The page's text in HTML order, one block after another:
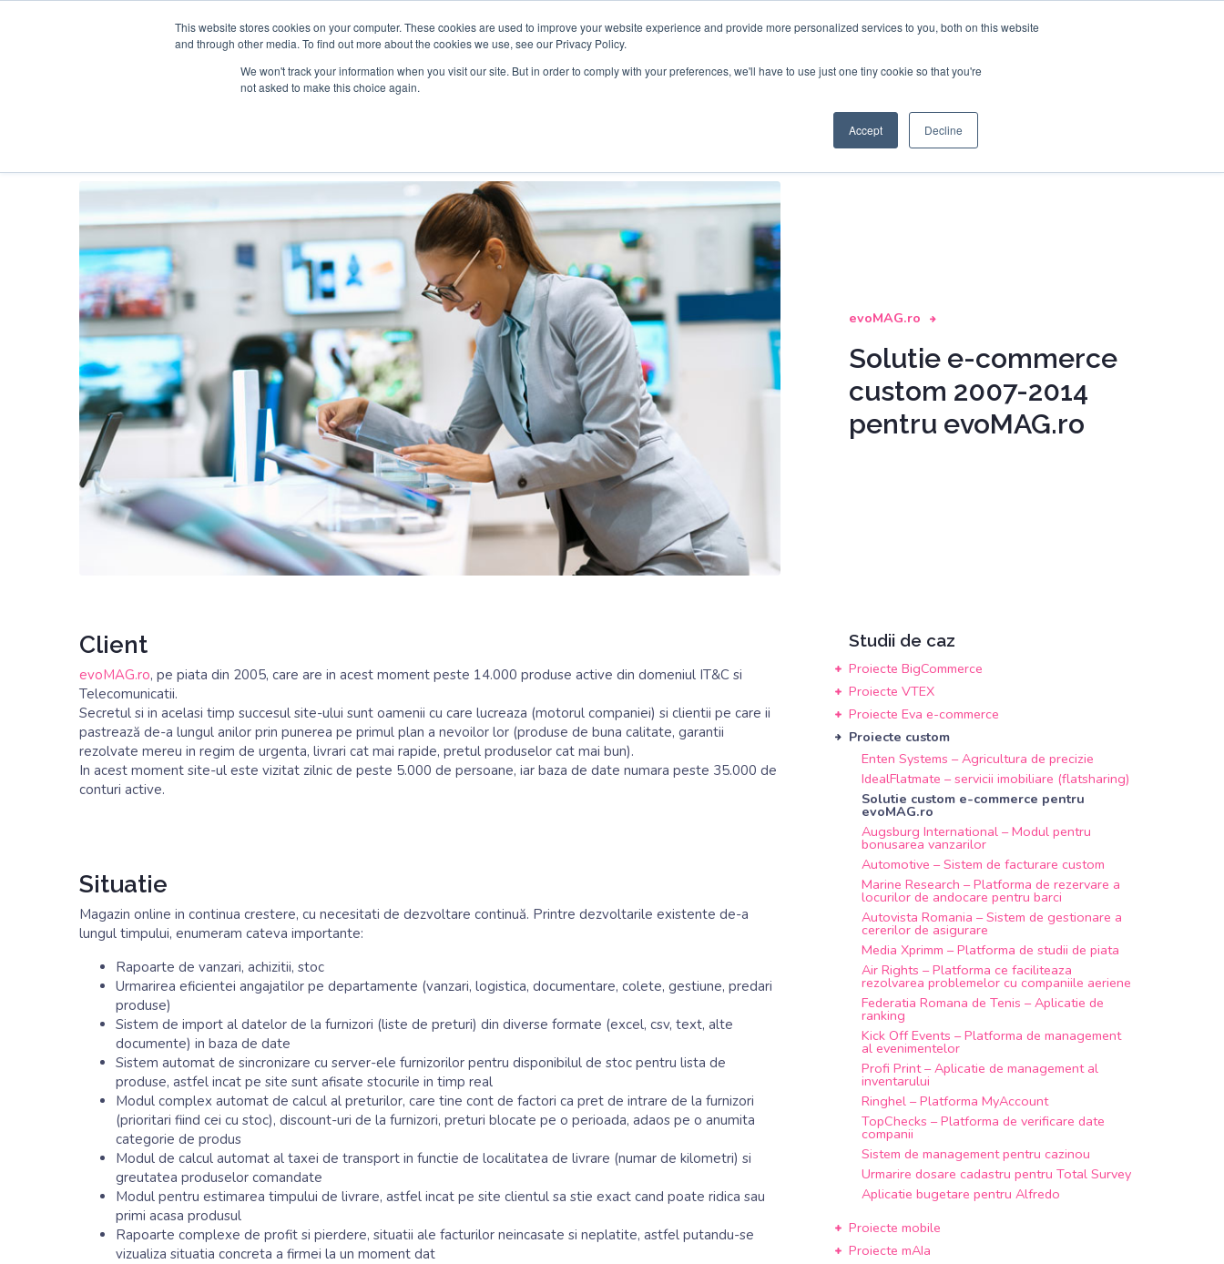
This website stores cookies on your computer. These cookies are used to improve your website experience and provide more personalized services to you, both on this website
and through other media. To find out more about the cookies we use, see our Privacy Policy.
We won't track your information when you visit our site. But in order to comply with your preferences, we'll have to use just one tiny cookie so that you're
not asked to make this choice again.
Accept Decline
CustomSoft .io
Navigatie principala
Akinon
BigCommerce
Eva
Segmentify
mAIa
Dezvoltare mobila
Dezvoltare e-commerce
Analiza software
Consultanta e-commerce
Consultanta software
Testare produse software
Testare automata produse
software
Proiecte BigCommerce
Proiecte VTEX
Proiecte Eva e-commerce
Proiecte custom
Proiecte mobile
Proiecte mAIa
Despre noi
Echipa
Parteneriate
Testimoniale clienti
Contact
Cariere
Forma rapida de
Pentru a continua va rugam sa va
prelucrare a datelor cu caracter
Informatii:
Vanzari:sales@customsoft.io
Proiecte custom/Solutie custom pentru evoMAG.ro
evoMAG.ro
Solutie e-commerce
custom 2007-2014
pentru evoMAG.ro
Client
evoMAG.ro, pe piata din 2005, care are in acest moment peste 14.000 produse active din domeniul IT&C si
Telecomunicatii.
Secretul si in acelasi timp succesul site-ului sunt oamenii cu care lucreaza (motorul companiei) si clientii pe care ii
pastrează de-a lungul anilor prin punerea pe primul plan a nevoilor lor (produse de buna calitate, garantii
rezolvate mereu in regim de urgenta, livrari cat mai rapide, pretul produselor cat mai bun).
In acest moment site-ul este vizitat zilnic de peste 5.000 de persoane, iar baza de date numara peste 35.000 de
conturi active.
Situatie
Magazin online in continua crestere, cu necesitati de dezvoltare continuă. Printre dezvoltarile existente de-a
lungul timpului, enumeram cateva importante:
Rapoarte de vanzari, achizitii, stoc
Urmarirea eficientei angajatilor pe departamente (vanzari, logistica, documentare, colete, gestiune, predari
produse)
Sistem de import al datelor de la furnizori (liste de preturi) din diverse formate (excel, csv, text, alte
documente) in baza de date
Sistem automat de sincronizare cu server-ele furnizorilor pentru disponibilul de stoc pentru lista de
produse, astfel incat pe site sunt afisate stocurile in timp real
Modul complex automat de calcul al preturilor, care tine cont de factori ca pret de intrare de la furnizori
(prioritari fiind cei cu stoc), discount-uri de la furnizori, preturi blocate pe o perioada, adaos pe o anumita
categorie de produs
Modul de calcul automat al taxei de transport in functie de localitatea de livrare (numar de kilometri) si
greutatea produselor comandate
Modul pentru estimarea timpului de livrare, astfel incat pe site clientul sa stie exact cand poate ridica sau
primi acasa produsul
Rapoarte complexe de profit si pierdere, situatii ale facturilor neincasate si neplatite, astfel putandu-se
vizualiza situatia concreta a firmei la un moment dat
Studii de caz
Proiecte BigCommerce
Proiecte VTEX
Proiecte Eva e-commerce
Proiecte custom
Enten Systems – Agricultura de precizie
IdealFlatmate – servicii imobiliare (flatsharing)
Solutie custom e-commerce pentru
evoMAG.ro
Augsburg International – Modul pentru
bonusarea vanzarilor
Automotive – Sistem de facturare custom
Marine Research – Platforma de rezervare a
locurilor de andocare pentru barci
Autovista Romania – Sistem de gestionare a
cererilor de asigurare
Media Xprimm – Platforma de studii de piata
Air Rights – Platforma ce faciliteaza
rezolvarea problemelor cu companiile aeriene
Federatia Romana de Tenis – Aplicatie de
ranking
Kick Off Events – Platforma de management
al evenimentelor
Profi Print – Aplicatie de management al
inventarului
Ringhel – Platforma MyAccount
TopChecks – Platforma de verificare date
companii
Sistem de management pentru cazinou
Urmarire dosare cadastru pentru Total Survey
Aplicatie bugetare pentru Alfredo
Proiecte mobile
Proiecte mAIa